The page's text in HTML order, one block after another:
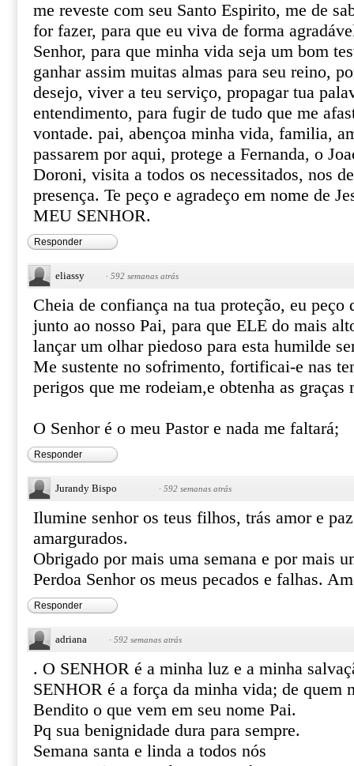
me reveste com seu Santo Espirito, me de
for fazer, para que eu viva de forma
Senhor, para que minha vida seja um bom
ganhar assim muitas almas para seu reino,
desejo, viver a teu serviço, propagar tua
entendimento, para fugir de tudo que me
vontade. pai, abençoa minha vida, familia,
passarem por aqui, protege a Fernanda, o
Doroni, visita a todos os necessitados, nos
presença. Te peço e agradeço em nome de
MEU SENHOR.
Responder
eliassy · 592 semanas atrás
Cheia de confiança na tua proteção, eu peço
junto ao nosso Pai, para que ELE do mais
lançar um olhar piedoso para esta humilde
Me sustente no sofrimento, fortificai-e nas
perigos que me rodeiam,e obtenha as graças
O Senhor é o meu Pastor e nada me faltará;
Responder
Jurandy Bispo · 592 semanas atrás
Ilumine senhor os teus filhos, trás amor e
amargurados.
Obrigado por mais uma semana e por mais
Perdoa Senhor os meus pecados e falhas.
Responder
adriana · 592 semanas atrás
. O SENHOR é a minha luz e a minha
SENHOR é a força da minha vida; de quem
Bendito o que vem em seu nome Pai.
Pq sua benignidade dura para sempre.
Semana santa e linda a todos nós